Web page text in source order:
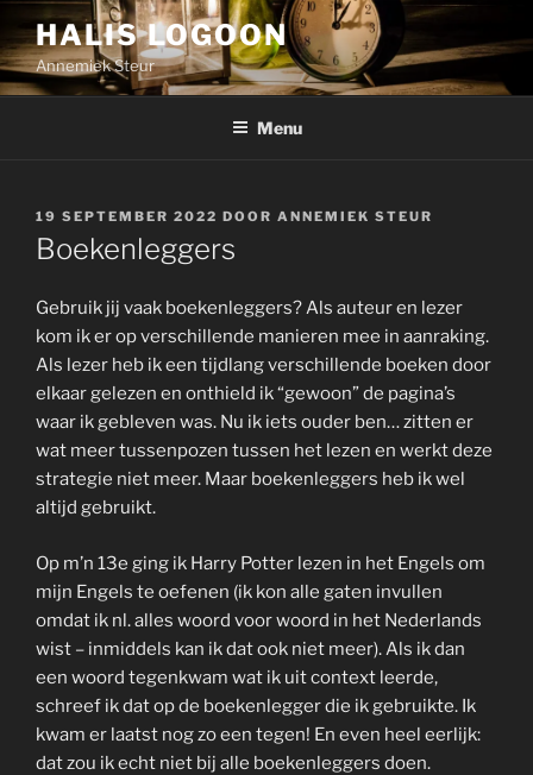
to
content
HALIS LOGOON
Annemiek Steur
Menu
POSTED
ON
19 SEPTEMBER 2022 DOOR ANNEMIEK STEUR
Boekenleggers
Gebruik jij vaak boekenleggers? Als auteur en lezer
kom ik er op verschillende manieren mee in aanraking.
Als lezer heb ik een tijdlang verschillende boeken door
elkaar gelezen en onthield ik “gewoon” de pagina’s
waar ik gebleven was. Nu ik iets ouder ben… zitten er
wat meer tussenpozen tussen het lezen en werkt deze
strategie niet meer. Maar boekenleggers heb ik wel
altijd gebruikt.
Op m’n 13e ging ik Harry Potter lezen in het Engels om
mijn Engels te oefenen (ik kon alle gaten invullen
omdat ik nl. alles woord voor woord in het Nederlands
wist – inmiddels kan ik dat ook niet meer). Als ik dan
een woord tegenkwam wat ik uit context leerde,
schreef ik dat op de boekenlegger die ik gebruikte. Ik
kwam er laatst nog zo een tegen! En even heel eerlijk:
dat zou ik echt niet bij alle boekenleggers doen.